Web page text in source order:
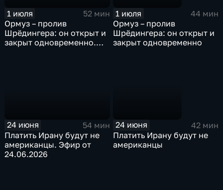
1 июля
52 мин
Ормуз – пролив
Шрёдингера: он открыт и
закрыт одновременно.
1 июля
44 мин
Ормуз – пролив
Шрёдингера: он открыт и
закрыт одновременно
24 июня
54 мин
Платить Ирану будут не
американцы. Эфир от
24.06.2026
24 июня
42 мин
Платить Ирану будут не
американцы